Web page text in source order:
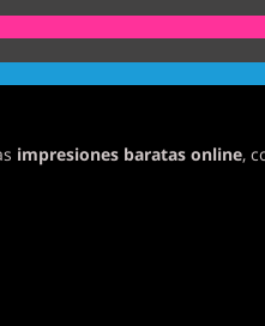
impresiones baratas online,